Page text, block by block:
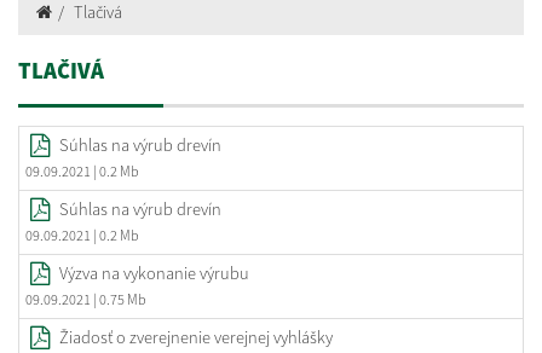
Tlačivá
TLAČIVÁ
Súhlas na výrub drevín
09.09.2021 | 0.2 Mb
Súhlas na výrub drevín
09.09.2021 | 0.2 Mb
Výzva na vykonanie výrubu
09.09.2021 | 0.75 Mb
Žiadosť o zverejnenie verejnej vyhlášky